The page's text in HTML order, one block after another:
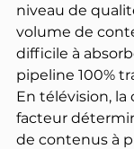
niveau de
volume de
difficile à
pipeline 100%
En télévision, la
facteur
de contenus à